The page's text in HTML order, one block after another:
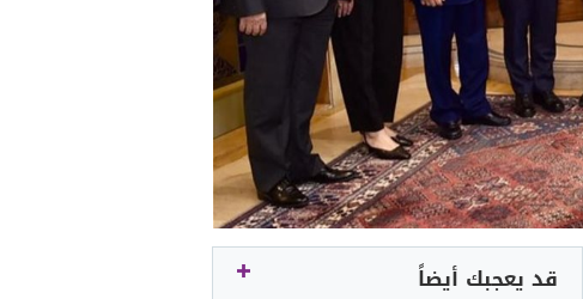
قد يعجبك أيضاً